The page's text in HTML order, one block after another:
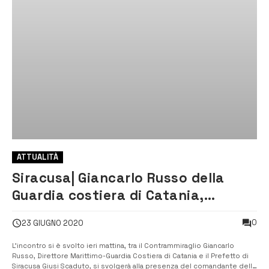
ATTUALITÀ
Siracusa| Giancarlo Russo della
Guardia costiera di Catania,
23 GIUGNO 2020 0
L’incontro si è svolto ieri mattina, tra il Contrammiraglio Giancarlo
Russo, Direttore Marittimo-Guardia Costiera di Catania e il Prefetto di
Siracusa Giusi Scaduto, si svolgerà alla presenza del comandante della